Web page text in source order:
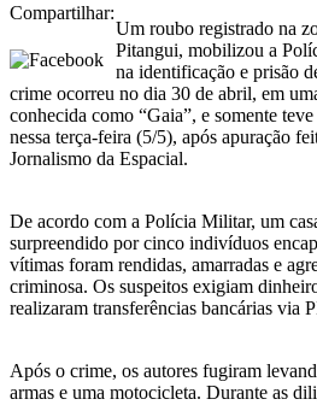
Compartilhar:
Um roubo registrado na
Pitangui, mobilizou a
na identificação e prisão
crime ocorreu no dia 30 de abril, em
conhecida como “Gaia”, e somente
nessa terça-feira (5/5), após apuração
Jornalismo da Espacial.
De acordo com a Polícia Militar, um
surpreendido por cinco indivíduos
vítimas foram rendidas, amarradas e
criminosa. Os suspeitos exigiam
realizaram transferências bancárias via
Após o crime, os autores fugiram
armas e uma motocicleta. Durante as